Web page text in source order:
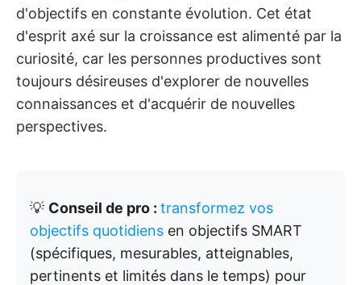
d'objectifs en constante évolution. Cet état
d'esprit axé sur la croissance est alimenté par la
curiosité, car les personnes productives sont
toujours désireuses d'explorer de nouvelles
connaissances et d'acquérir de nouvelles
perspectives.
💡 Conseil de pro : transformez vos
objectifs quotidiens en objectifs SMART
(spécifiques, mesurables, atteignables,
pertinents et limités dans le temps) pour